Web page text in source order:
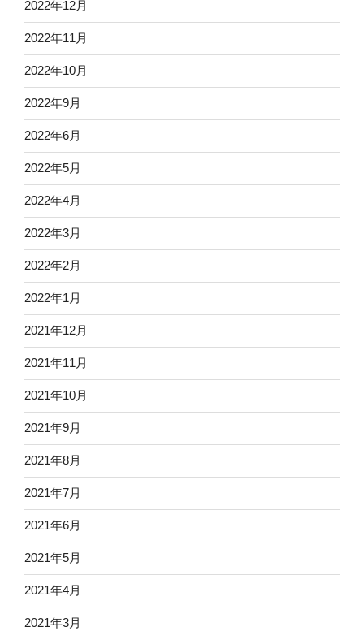
2022年12月
2022年11月
2022年10月
2022年9月
2022年6月
2022年5月
2022年4月
2022年3月
2022年2月
2022年1月
2021年12月
2021年11月
2021年10月
2021年9月
2021年8月
2021年7月
2021年6月
2021年5月
2021年4月
2021年3月